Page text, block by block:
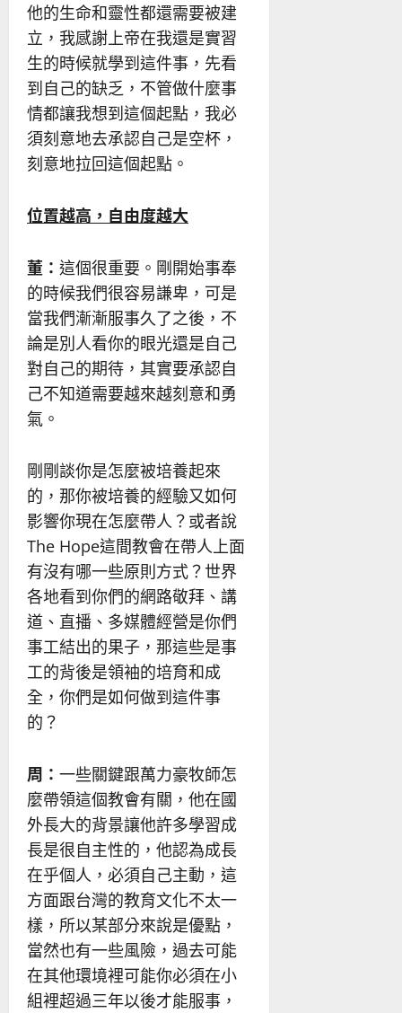
他的生命和靈性都還需要被建
立，我感謝上帝在我還是實習
生的時候就學到這件事，先看
到自己的缺乏，不管做什麼事
情都讓我想到這個起點，我必
須刻意地去承認自己是空杯，
刻意地拉回這個起點。
位置越高，自由度越大
董： 這個很重要。剛開始事奉
的時候我們很容易謙卑，可是
當我們漸漸服事久了之後，不
論是別人看你的眼光還是自己
對自己的期待，其實要承認自
己不知道需要越來越刻意和勇
氣。
剛剛談你是怎麼被培養起來
的，那你被培養的經驗又如何
影響你現在怎麼帶人？或者說
The Hope這間教會在帶人上面
有沒有哪一些原則方式？世界
各地看到你們的網路敬拜、講
道、直播、多媒體經營是你們
事工結出的果子，那這些是事
工的背後是領袖的培育和成
全，你們是如何做到這件事
的？
周： 一些關鍵跟萬力豪牧師怎
麼帶領這個教會有關，他在國
外長大的背景讓他許多學習成
長是很自主性的，他認為成長
在乎個人，必須自己主動，這
方面跟台灣的教育文化不太一
樣，所以某部分來說是優點，
當然也有一些風險，過去可能
在其他環境裡可能你必須在小
組裡超過三年以後才能服事，